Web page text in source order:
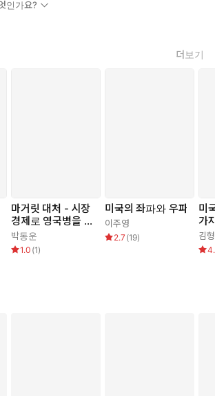
헤롯의 건축 - 유대인 반란을 로마 티토 군대가 진
나, 율리안 황제의 유대 성전 재건 (363), 유도시
문 수리, 성 유티미우스 수도원, 마르사바 수도원
, 성 베르나르, 쿠르드 출신의 살라-알-딘 유수프
서 프랑크 군대를 제압 (1187) - 아유비드와 맘룩
토만 터키 시대 (1517-1917) - 영국의 위임통치
스라엘 건국 (1948-)
인가요?
더보기
마거릿 대처 - 시장
경제로 영국병을 치
유하다
박동운
1.0 (1)
미국의 좌파와 우파
이주영
2.7 (19)
미
가
말
김